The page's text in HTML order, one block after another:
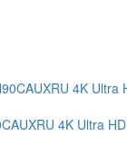
4K Ultra HD